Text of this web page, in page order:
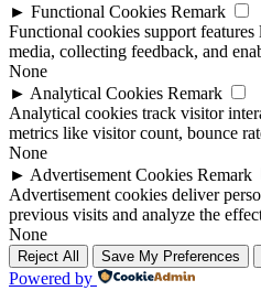
► Functional Cookies Remark
Functional cookies support
media, collecting feedback, and
None
► Analytical Cookies Remark
Analytical cookies track visitor
metrics like visitor count, bounce
None
► Advertisement Cookies Remark
Advertisement cookies deliver
previous visits and analyze the
None
Reject All Save My Preferences
Powered by